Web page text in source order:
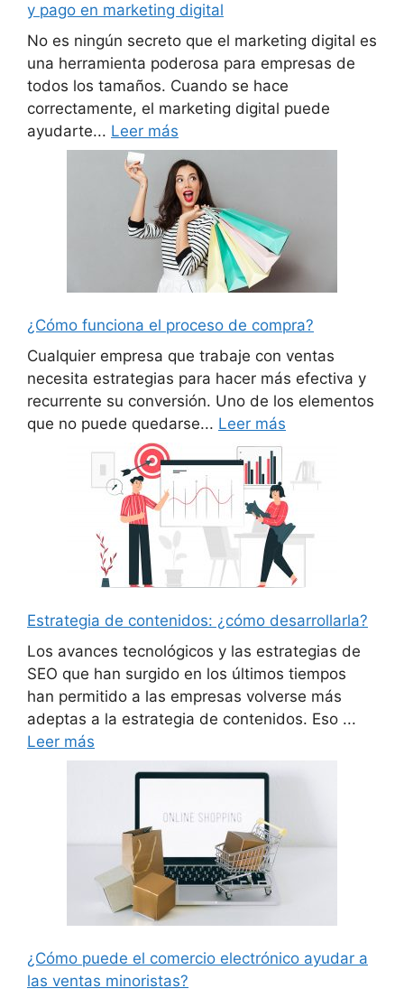
y pago en marketing digital
No es ningún secreto que el marketing digital es
una herramienta poderosa para empresas de
todos los tamaños. Cuando se hace
correctamente, el marketing digital puede
ayudarte... Leer más
¿Cómo funciona el proceso de compra?
Cualquier empresa que trabaje con ventas
necesita estrategias para hacer más efectiva y
recurrente su conversión. Uno de los elementos
que no puede quedarse... Leer más
Estrategia de contenidos: ¿cómo desarrollarla?
Los avances tecnológicos y las estrategias de
SEO que han surgido en los últimos tiempos
han permitido a las empresas volverse más
adeptas a la estrategia de contenidos. Eso ...
Leer más
¿Cómo puede el comercio electrónico ayudar a
las ventas minoristas?